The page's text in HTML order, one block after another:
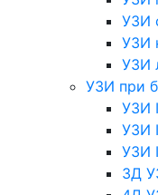
УЗИ
УЗИ
УЗИ
УЗИ при
УЗИ
УЗИ
УЗИ
3Д